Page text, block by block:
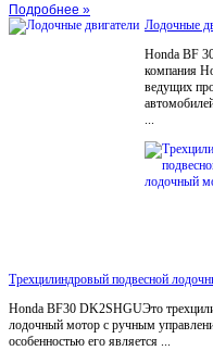
Подробнее »
Лодочные
Honda BF
компания
ведущих
...
Трехцилиндровый подвесной
Honda BF30 DK2SHGUЭто
лодочный мотор с ручным
особенностью его является ...